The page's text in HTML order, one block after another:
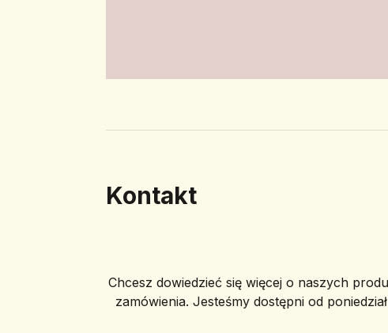
Kontakt
Chcesz dowiedzieć się więcej o naszych
zamówienia. Jesteśmy dostępni od